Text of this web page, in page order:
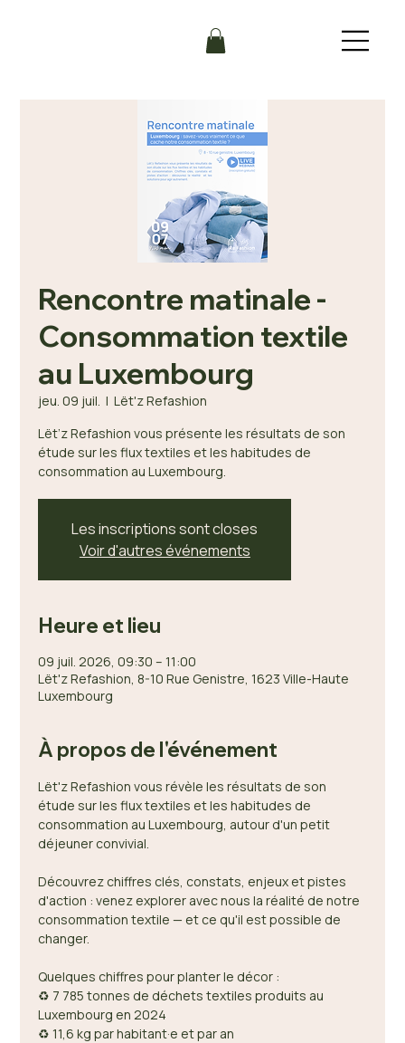
Rencontre matinale -
Consommation textile
au Luxembourg
jeu. 09 juil.
  |
Lët'z Refashion
Lët’z Refashion vous présente les résultats de son
étude sur les flux textiles et les habitudes de
consommation au Luxembourg.
Les inscriptions sont closes
Voir d'autres événements
Heure et lieu
09 juil. 2026, 09:30 – 11:00
Lët'z Refashion, 8-10 Rue Genistre, 1623 Ville-Haute
Luxembourg
À propos de l'événement
Lët'z Refashion vous révèle les résultats de son
étude sur les flux textiles et les habitudes de
consommation au Luxembourg, autour d'un petit
déjeuner convivial.
Découvrez chiffres clés, constats, enjeux et pistes
d'action : venez explorer avec nous la réalité de notre
consommation textile — et ce qu'il est possible de
changer.
Quelques chiffres pour planter le décor :
♻️ 7 785 tonnes de déchets textiles produits au
Luxembourg en 2024
♻️ 11,6 kg par habitant·e et par an